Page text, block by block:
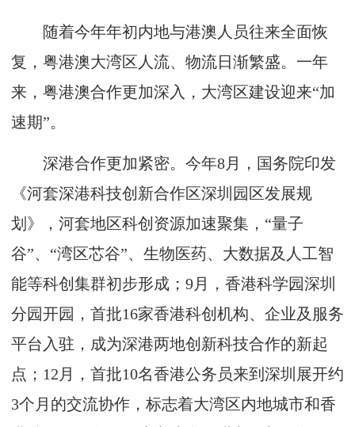
随着今年年初内地与港澳人员往来全面恢
复，粤港澳大湾区人流、物流日渐繁盛。一年
来，粤港澳合作更加深入，大湾区建设迎来“加
速期”。
深港合作更加紧密。今年8月，国务院印发
《河套深港科技创新合作区深圳园区发展规
划》，河套地区科创资源加速聚集，“量子
谷”、“湾区芯谷”、生物医药、大数据及人工智
能等科创集群初步形成；9月，香港科学园深圳
分园开园，首批16家香港科创机构、企业及服务
平台入驻，成为深港两地创新科技合作的新起
点；12月，首批10名香港公务员来到深圳展开约
3个月的交流协作，标志着大湾区内地城市和香